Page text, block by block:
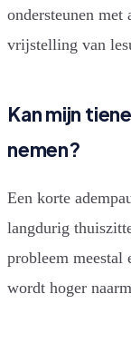
ondersteunen
vrijstelling van
Kan mijn
nemen?
Een korte
langdurig
probleem meestal
wordt hoger